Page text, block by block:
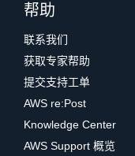
帮助
联系我们
获取专家帮助
提交支持工单
AWS re:Post
Knowledge Center
AWS Support 概览